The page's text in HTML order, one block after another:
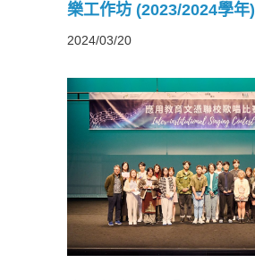
樂工作坊 (2023/2024學年)
2024/03/20